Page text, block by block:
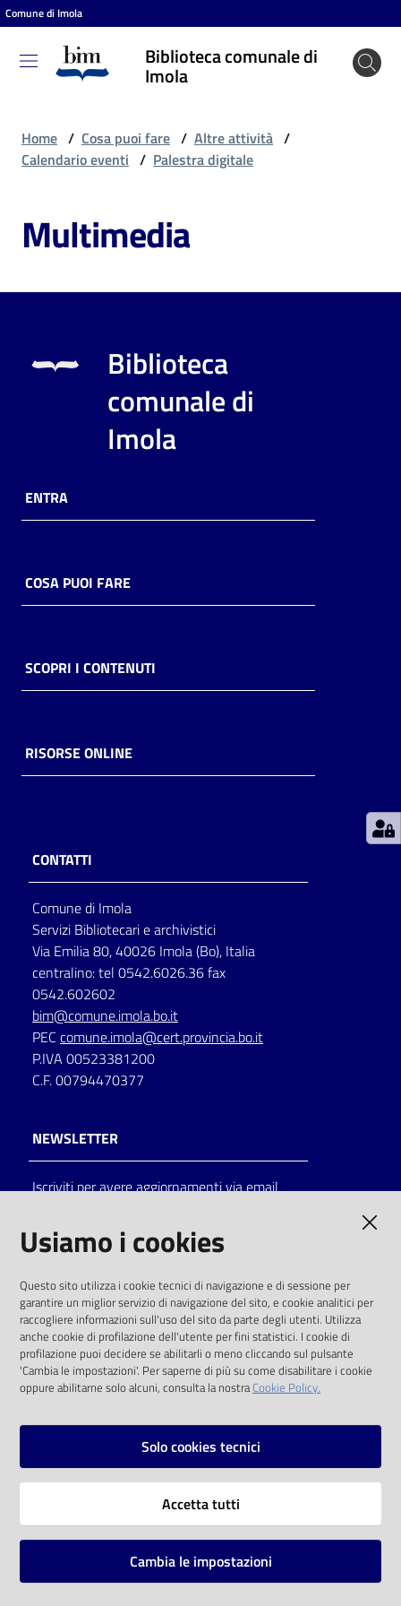
Vai al contenuto
Vai alla navigazione
Vai al footer
Comune di Imola
Biblioteca comunale di
Imola
Biblioteca
comunale
puoi
Risorse
online
Casa
Piani
storico
per
lettura
Seguici
su
Catalogo
on line
Eventi
Chiedi al
bibliotecario
Home / Cosa puoi fare / Altre attività /
Calendario eventi / Palestra digitale
Multimedia
Biblioteca
comunale di
Imola
ENTRA
COSA PUOI FARE
SCOPRI I CONTENUTI
RISORSE ONLINE
CONTATTI
Comune di Imola
Servizi Bibliotecari e archivistici
Via Emilia 80, 40026 Imola (Bo), Italia
centralino: tel 0542.6026.36 fax
0542.602602
bim@comune.imola.bo.it
PEC comune.imola@cert.provincia.bo.it
P.IVA 00523381200
C.F. 00794470377
NEWSLETTER
Iscriviti per avere aggiornamenti via email
solo alle condizioni previste dalla direttiva
comunitaria 2003/98/CE e dal d.lgs. 36/2006
SOCIAL
Instagram
Vai alla pagina
Mappa del sito
Usiamo i cookies
Questo sito utilizza i cookie tecnici di navigazione e di sessione per
garantire un miglior servizio di navigazione del sito, e cookie analitici per
raccogliere informazioni sull'uso del sito da parte degli utenti. Utilizza
anche cookie di profilazione dell'utente per fini statistici. I cookie di
profilazione puoi decidere se abilitarli o meno cliccando sul pulsante
'Cambia le impostazioni'. Per saperne di più su come disabilitare i cookie
oppure abilitarne solo alcuni, consulta la nostraCookie Policy.
Solo cookies tecnici
Accetta tutti
Cambia le impostazioni